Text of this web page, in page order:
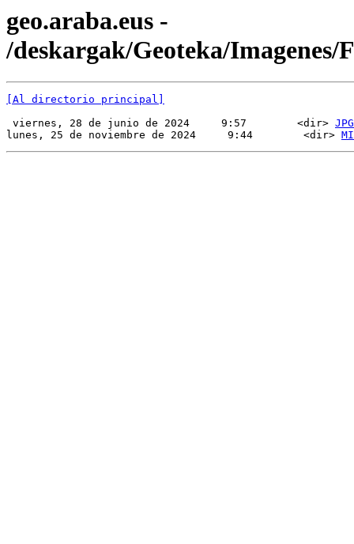
geo.araba.eus -
/deskargak/Geoteka/Imagenes/
[Al directorio principal]
viernes, 28 de junio de 2024     9:57        <dir> JPG
lunes, 25 de noviembre de 2024     9:44        <dir>